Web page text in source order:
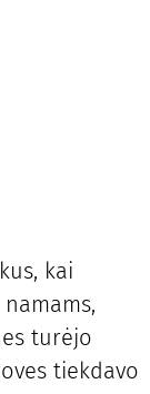
kai
turėjo
tiekdavo